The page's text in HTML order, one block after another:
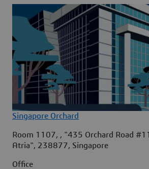
Singapore Orchard
Room 1107, , "435 Orchard Road
Atria", 238877, Singapore
Office